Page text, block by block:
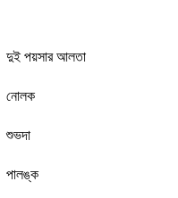
দুই পয়সার আলতা
নোলক
শুভদা
পালঙ্ক